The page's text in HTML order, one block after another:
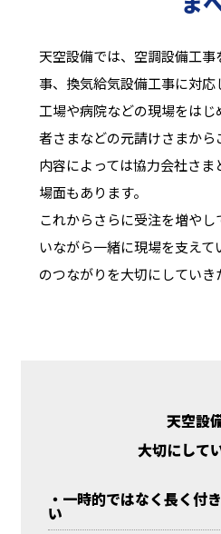
天空設備では、空調設備工
事、換気給気設備工事に対応
工場や病院などの現場をは
者さまなどの元請けさまから
内容によっては協力会社さ
場面もあります。
これからさらに受注を増や
いながら一緒に現場を支え
のつながりを大切にしていき
天空設
大切にして
・一時的ではなく長く付
い